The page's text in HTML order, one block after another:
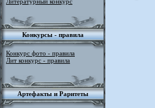
Конкурсы - правила
Конкурс фото - правила
Лит конкурс - правила
Артефакты и Раритеты